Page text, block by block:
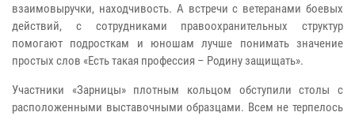
взаимовыручки, находчивость. А встречи с ветеранами боевых
действий, с сотрудниками правоохранительных структур
помогают подросткам и юношам лучше понимать значение
простых слов «Есть такая профессия – Родину защищать».
Участники «Зарницы» плотным кольцом обступили столы с
расположенными выставочными образцами. Всем не терпелось